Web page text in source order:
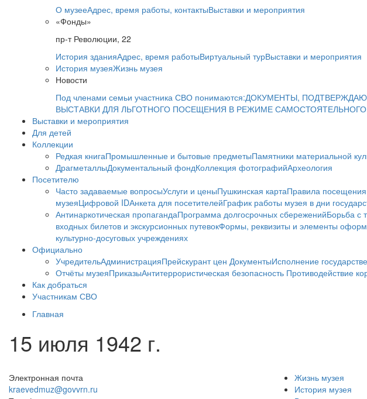
О музееАдрес, время работы, контактыВыставки и мероприятия
«Фонды»
пр-т Революции, 22
История зданияАдрес, время работыВиртуальный турВыставки и мероприятия
История музеяЖизнь музея
Новости
Под членами семьи участника СВО понимаются:ДОКУМЕНТЫ,
ВЫСТАВКИ ДЛЯ ЛЬГОТНОГО ПОСЕЩЕНИЯ В РЕЖИМЕ
Выставки и мероприятия
Для детей
Коллекции
Редкая книгаПромышленные и бытовые предметыПамятники материальной
ДрагметаллыДокументальный фондКоллекция фотографийАрхеология
Посетителю
Часто задаваемые вопросыУслуги и ценыПушкинская картаПравила
музеяЦифровой IDАнкета для посетителейГрафик работы музея в дни
Антинаркотическая пропагандаПрограмма долгосрочных сбереженийБорьба с
входных билетов и экскурсионных путевокФормы, реквизиты и элементы
культурно-досуговых учреждениях
Официально
УчредительАдминистрацияПрейскурант цен ДокументыИсполнение
Отчёты музеяПриказыАнтитеррористическая безопасность Противодействие
Как добраться
Участникам СВО
Главная
15 июля 1942 г.
Электронная почта
kraevedmuz@govvrn.ru
Жизнь музея
История музея